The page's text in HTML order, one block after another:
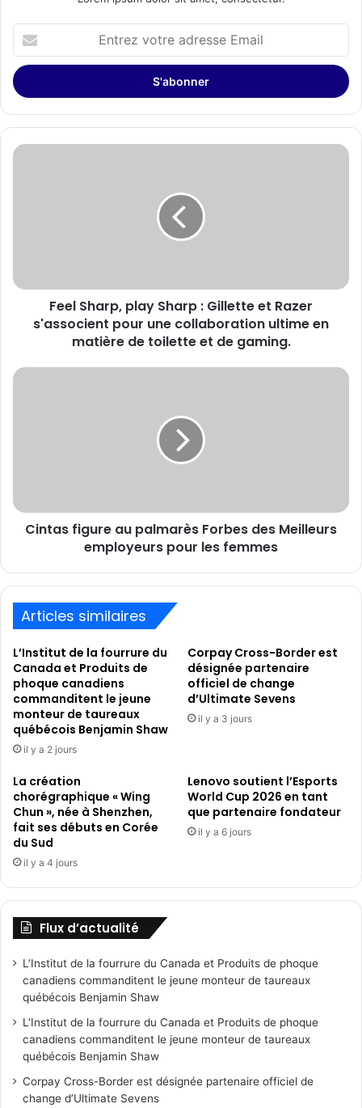
votre
adresse
Email
Feel
s'associent
collaboration
en
Feel Sharp, play Sharp : Gillette et Razer
s'associent pour une collaboration ultime en
matière de toilette et de gaming.
Cintas
pour
lesCintas figure au palmarès Forbes des Meilleurs
employeurs pour les femmes
Articles similaires
L’Institut de la fourrure du
Canada et Produits de
phoque canadiens
commanditent le jeune
monteur de taureaux
québécois Benjamin Shaw
il y a 2 jours
Corpay Cross-Border est
désignée partenaire
officiel de change
d’Ultimate Sevens
il y a 3 jours
La création
chorégraphique « Wing
Chun », née à Shenzhen,
fait ses débuts en Corée
du Sud
il y a 4 jours
Lenovo soutient l’Esports
World Cup 2026 en tant
que partenaire fondateur
il y a 6 jours
Flux d’actualité
L’Institut de la fourrure du Canada et Produits de phoque
canadiens commanditent le jeune monteur de taureaux
québécois Benjamin Shaw
L’Institut de la fourrure du Canada et Produits de phoque
canadiens commanditent le jeune monteur de taureaux
québécois Benjamin Shaw
Corpay Cross-Border est désignée partenaire officiel de
change d’Ultimate Sevens